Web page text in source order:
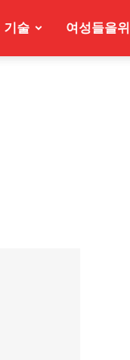
기술 여성들을